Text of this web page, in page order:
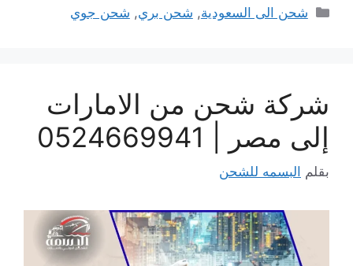
التصنيفات
شحن الى السعودية, شحن بري, شحن جوي
شركة شحن من الامارات
إلى مصر | 0524669941
بقلم البسمه للشحن